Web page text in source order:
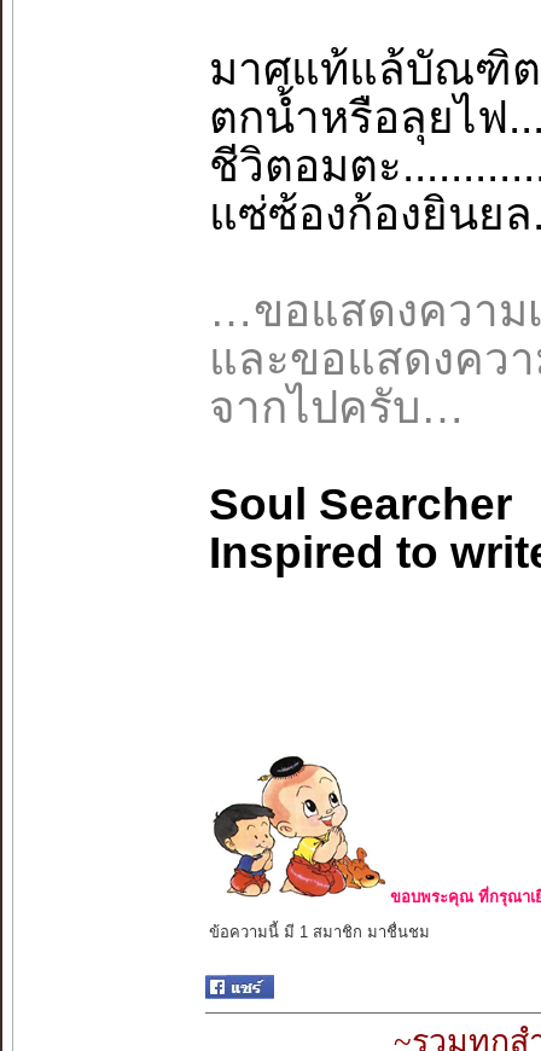
มาศแท้แล้บัณฑิ
ตกน้ำหรือลุยไ
ชีวิตอมตะ
แซ่ซ้องก้องยินยล
…ขอแสดงความ
และขอแสดงคว
จากไปครับ…
Soul Searcher
Inspired to
ขอบพระคุณ ที่กรุณาเ
ข้อความนี้ มี 1 สมาชิก มาชื่นชม
~รวมทุกส